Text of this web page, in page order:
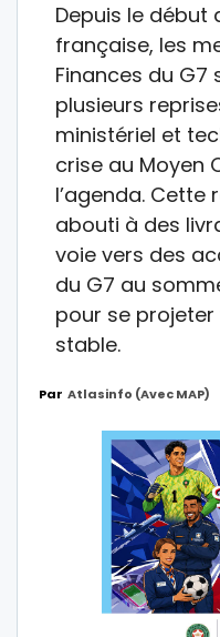
Depuis le début
française, les
Finances du G7
plusieurs
ministériel et
crise au Moyen
l’agenda. Cette
abouti à des
voie vers des
du G7 au
pour se
stable.
Par Atlasinfo (avec MAP)